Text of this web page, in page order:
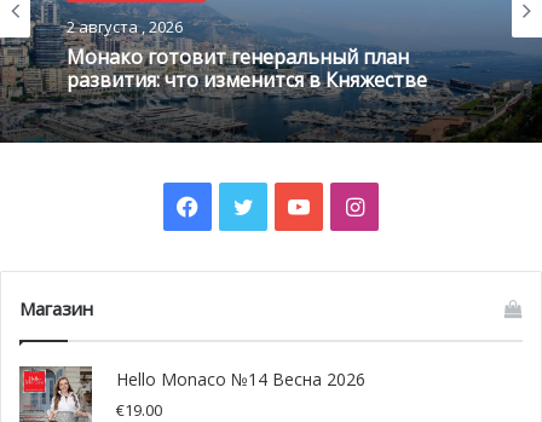
2 августа , 2026
Монако готовит генеральный план
развития: что изменится в Княжестве
Facebook
TwitterYouTubeInstagram
Магазин
Hello Monaco №14 Весна 2026
€19.00